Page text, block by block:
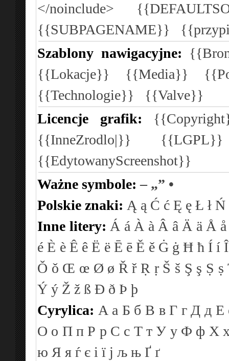
</noinclude>
{{SUBPAGENAME}}
Szablony nawigacyjne:
{{Lokacje}}
{{Media}}
{{Technologie}}
{{Valve}}
Licencje grafik:
{{InneZrodlo|}}
{{EdytowanyScreenshot}}
Ważne symbole:– „” •
Polskie znaki: Ą ą Ć ć Ę ę Ł ł Ń
Inne litery: Á á À à Â â Ä ä Å å
é È è Ê ê Ë ë Ē ē Ě ě Ġ ġ Ħ ħ Í í Î
Ǒ ǒ Œ œ Ø ø Ř ř Ṛ ṛ Š š Ş ş Ṣ ṣ
Ý ý Ž ž ß Ð ð Þ þ
Cyrylica: А а Б б В в Г г Д д Е
О о П п Р р С с Т т У у Ф ф Х
ю Я я ѓ є і ї ј љ њ Ґ ґ